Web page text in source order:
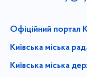
Офіційний портал
Київська міська
Київська міська